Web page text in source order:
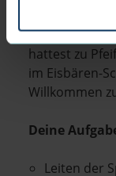
mit Lizenz
hattest zu
im Eisbären-
Willkommen
Deine
Leiten der